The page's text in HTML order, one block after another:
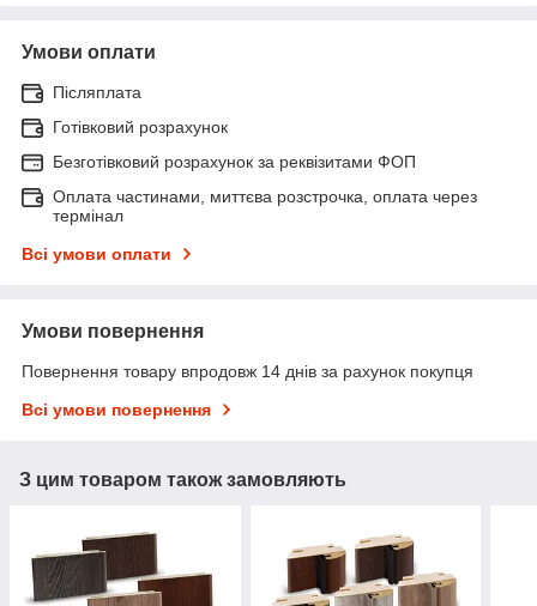
Умови оплати
Післяплата
Готівковий розрахунок
Безготівковий розрахунок за реквізитами ФОП
Оплата частинами, миттєва розстрочка, оплата через
термінал
Всі умови оплати
Умови повернення
Повернення товару впродовж 14 днів за рахунок покупця
Всі умови повернення
З цим товаром також замовляють